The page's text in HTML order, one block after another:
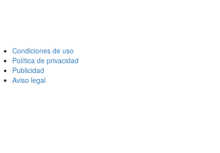
Condiciones de uso
Política de privacidad
Publicidad
Aviso legal